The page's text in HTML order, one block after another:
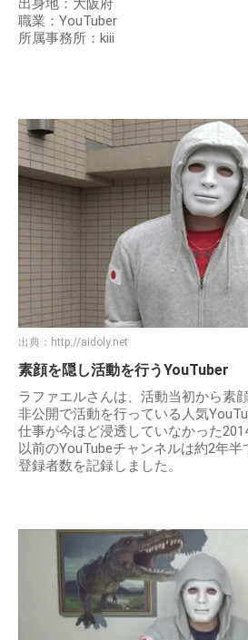
出身地：大阪府
職業：YouTuber
所属事務所：kiii
出典： http://aidoly.net
素顔を隠し活動を行うYouTuber
ラファエルさんは、活動当初から素
非公開で活動を行っている人気
仕事が今ほど浸透していなかった
以前のYouTubeチャンネルは約2年
登録者数を記録しました。